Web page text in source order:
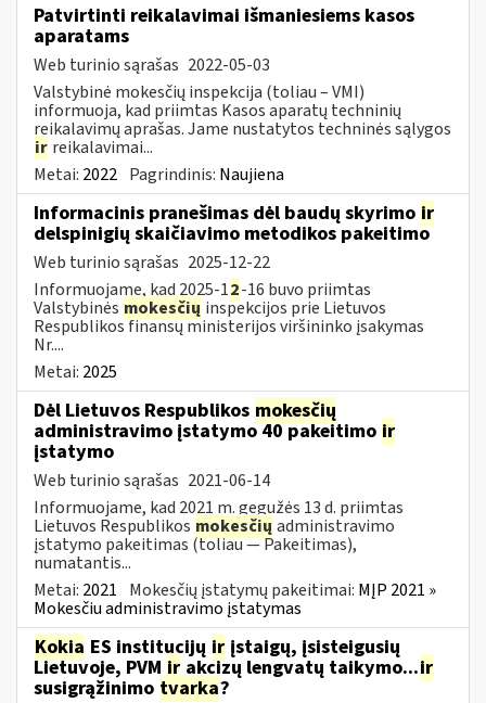
Patvirtinti reikalavimai išmaniesiems kasos
aparatams
Web turinio sąrašas 2022-05-03
Valstybinė mokesčių inspekcija (toliau – VMI)
informuoja, kad priimtas Kasos aparatų techninių
reikalavimų aprašas. Jame nustatytos techninės sąlygos
ir reikalavimai...
Metai: 2022 Pagrindinis: Naujiena
Informacinis pranešimas dėl baudų skyrimo ir
delspinigių skaičiavimo metodikos pakeitimo
Web turinio sąrašas 2025-12-22
Informuojame, kad 2025-12-16 buvo priimtas
Valstybinės mokesčių inspekcijos prie Lietuvos
Respublikos finansų ministerijos viršininko įsakymas
Nr....
Metai: 2025
Dėl Lietuvos Respublikos mokesčių
administravimo įstatymo 40 pakeitimo ir
įstatymo
Web turinio sąrašas 2021-06-14
Informuojame, kad 2021 m. gegužės 13 d. priimtas
Lietuvos Respublikos mokesčių administravimo
įstatymo pakeitimas (toliau — Pakeitimas),
numatantis...
Metai: 2021 Mokesčių įstatymų pakeitimai: MĮP 2021 »
Mokesčiu administravimo įstatymas
Kokia ES institucijų ir įstaigų, įsisteigusių
Lietuvoje, PVM ir akcizų lengvatų taikymo...ir
susigrąžinimo tvarka?